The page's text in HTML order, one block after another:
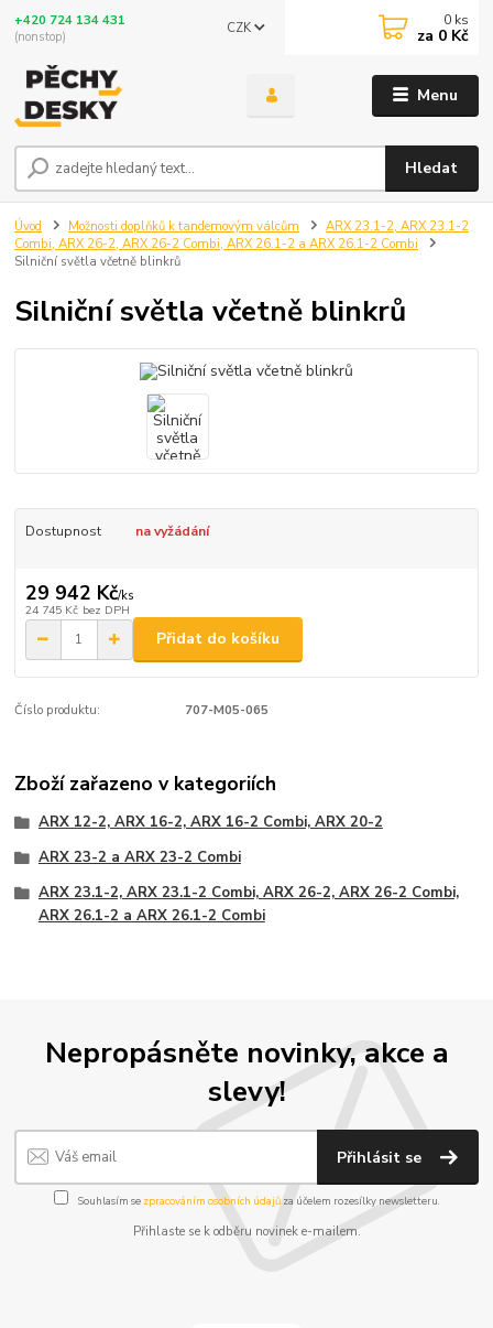
Menu
CZK
Hledat
+420 724 134 431
(nonstop)
0 ks
za 0 Kč
Úvod Možnosti doplňků k tandemovým válcům
ARX 23.1-2, ARX 23.1-2
Combi, ARX 26-2, ARX 26-2 Combi, ARX 26.1-2 a ARX 26.1-2 Combi
Silniční světla včetně blinkrů
Silniční světla včetně blinkrů
Dostupnost na vyžádání
29 942 Kč/ks
24 745 Kč bez DPH
Přidat do košíku
Číslo produktu: 707-M05-065
Zboží zařazeno v kategoriích
ARX 12-2, ARX 16-2, ARX 16-2 Combi, ARX 20-2
ARX 23-2 a ARX 23-2 Combi
ARX 23.1-2, ARX 23.1-2 Combi, ARX 26-2, ARX 26-2 Combi,
ARX 26.1-2 a ARX 26.1-2 Combi
Nepropásněte novinky, akce a
slevy!
Přihlásit se
Souhlasím se zpracováním osobních údajůza účelem rozesílky newsletteru.
Přihlaste se k odběru novinek e-mailem.